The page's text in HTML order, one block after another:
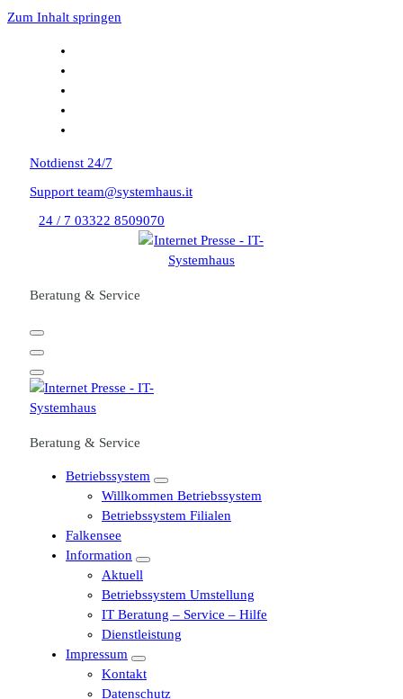
Zum Inhalt springen
Notdienst 24/7
Support team@systemhaus.it
24 / 7 03322 8509070
Beratung & Service
Beratung & Service
Betriebssystem
Willkommen Betriebssystem
Betriebssystem Filialen
Falkensee
Information
Aktuell
Betriebssystem Umstellung
IT Beratung – Service – Hilfe
Dienstleistung
Impressum
Kontakt
Datenschutz